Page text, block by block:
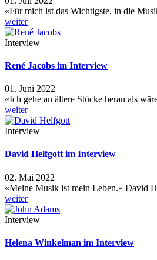
«Für mich ist das Wichtigste, in die
weiter
Interview
René Jacobs im Interview
01. Juni 2022
«Ich gehe an ältere Stücke heran als
weiter
Interview
David Helfgott im Interview
02. Mai 2022
«Meine Musik ist mein Leben.» David
weiter
Interview
Helena Winkelman im Interview